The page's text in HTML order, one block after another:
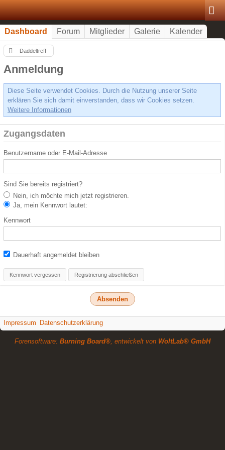
Dashboard Forum Mitglieder Galerie Kalender
Daddeltreff
Anmeldung
Diese Seite verwendet Cookies. Durch die Nutzung unserer Seite
erklären Sie sich damit einverstanden, dass wir Cookies setzen.
Weitere Informationen
Zugangsdaten
Benutzername oder E-Mail-Adresse
Sind Sie bereits registriert?
Nein, ich möchte mich jetzt registrieren.
Ja, mein Kennwort lautet:
Kennwort
Dauerhaft angemeldet bleiben
Kennwort vergessen Registrierung abschließen
Impressum Datenschutzerklärung
Forensoftware: Burning Board®, entwickelt von WoltLab® GmbH